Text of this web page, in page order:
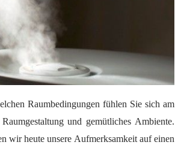
Raumbedingungen fühlen Sie sich am
und gemütliches Ambiente.
wir heute unsere Aufmerksamkeit auf einen